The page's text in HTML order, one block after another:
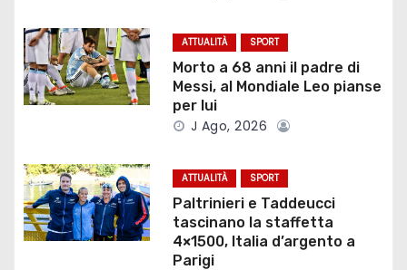
o
n
a
r
t
ATTUALITÀ SPORT
Morto a 68 anni il padre di
Messi, al Mondiale Leo pianse
per lui
J Ago, 2026
ATTUALITÀ SPORT
Paltrinieri e Taddeucci
tascinano la staffetta
4×1500, Italia d’argento a
Parigi